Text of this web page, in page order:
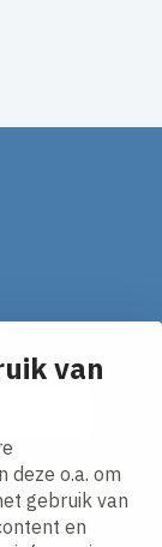
van
deze o.a. om
gebruik van
en